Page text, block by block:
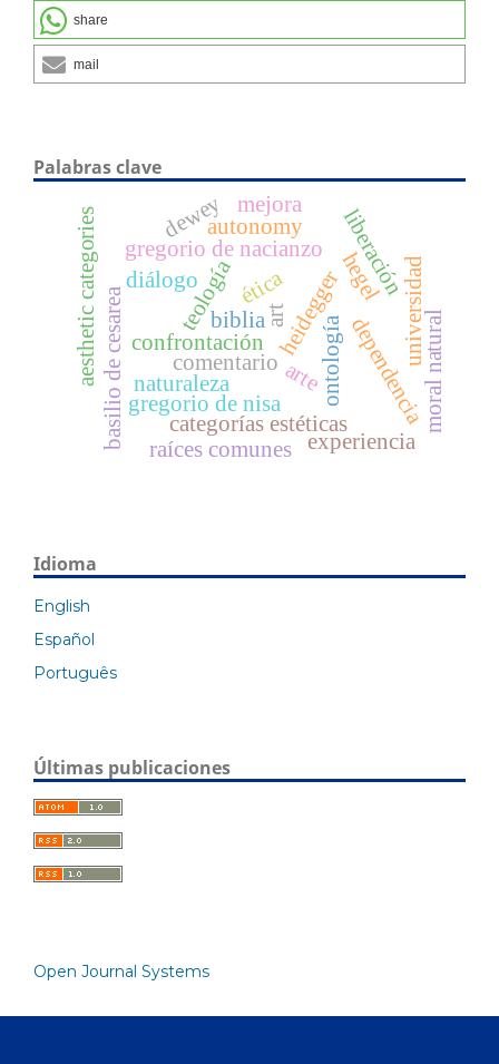
share
mail
Palabras clave
biblia
teología heideggerhegel
ontología
confrontación
basilio de cesarea gregorio de nisa
gregorio de nacianzo
dependencia
liberación
diálogo ética universidad
comentario moral natural
dewey
arte
categorías estéticas
art
aesthetic categories
raíces comunes
naturaleza
experiencia
autonomy
mejora
Idioma
English
Español
Português
Últimas publicaciones
Open Journal Systems